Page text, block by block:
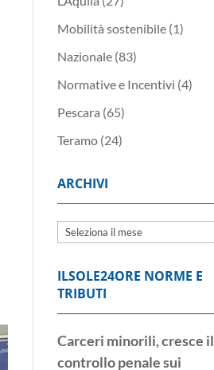
Mobilità sostenibile(1)
Nazionale(83)
Normative e Incentivi (4)
Pescara (65)
Teramo(24)
ARCHIVI
Archivi
ILSOLE24ORE NORME E
TRIBUTI
Carceri minorili, cresce il
controllo penale sui